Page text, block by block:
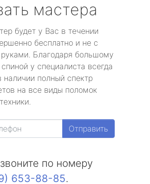
мастера
будет у Вас в течении
бесплатно и не с
Благодаря большому
у специалиста всегда
наличии полный спектр
на все виды поломок
Отправить
по номеру
653-88-85.